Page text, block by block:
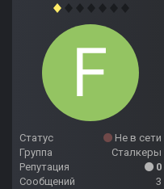
Статус
Не в сети
Группа
Сталкеры
Репутация
0
Сообщений
3